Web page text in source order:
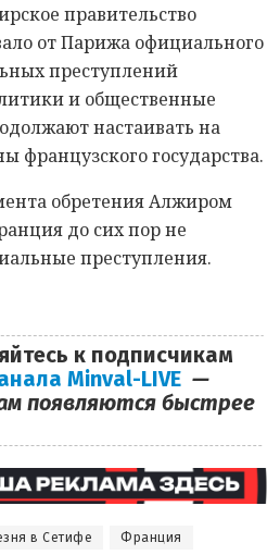
правительство
от Парижа официального
преступлений
и общественные
настаивать на
французского государства.
обретения Алжиром
до сих пор не
преступления.
к подписчикам
Minval-LIVE —
появляются быстрее
в Сетифе
Франция